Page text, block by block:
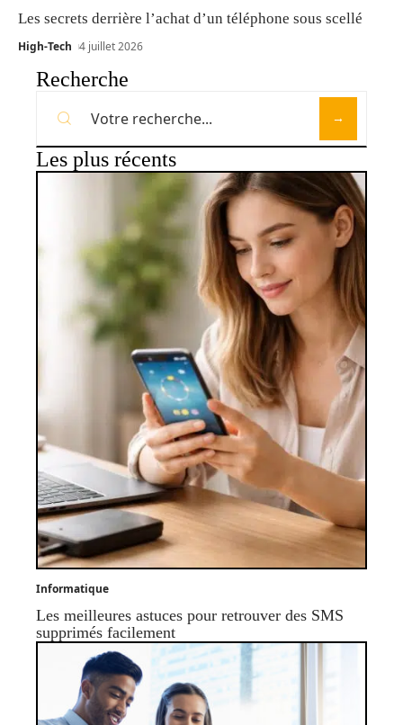
Les secrets derrière l’achat d’un téléphone sous scellé
High-Tech 4 juillet 2026
Recherche
Les plus récents
Informatique
Les meilleures astuces pour retrouver des SMS
supprimés facilement